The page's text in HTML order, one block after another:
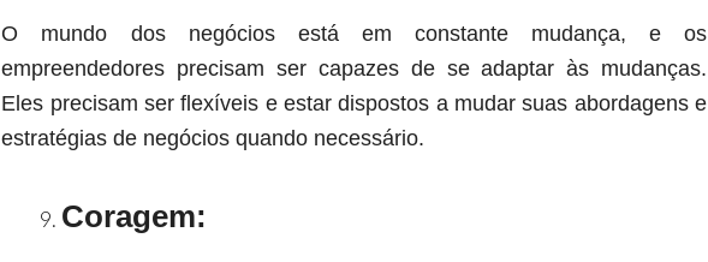
O mundo dos negócios está em constante mudança, e os
empreendedores precisam ser capazes de se adaptar às mudanças.
Eles precisam ser flexíveis e estar dispostos a mudar suas abordagens e
estratégias de negócios quando necessário.
Coragem: